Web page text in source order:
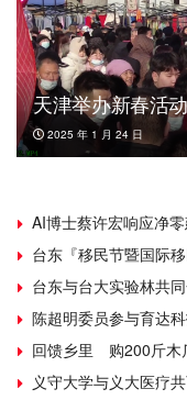
天津举办新春活
2025 年 1 月 24 日
AI博士蔡许宏响应净
台东『移民节暨国际
台东与台大实验林共
陈超明委员参与育达
回馈乡里 购200斤木
义守大学与义大医疗